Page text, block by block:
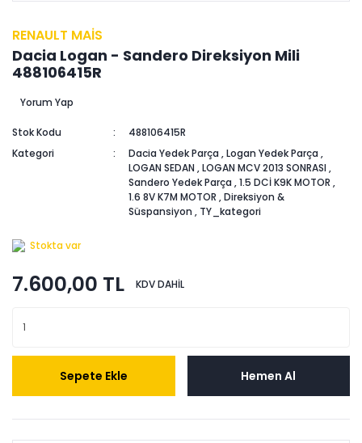
RENAULT MAİS
Dacia Logan - Sandero Direksiyon Mili
488106415R
Yorum Yap
Stok Kodu
488106415R
Kategori
Dacia Yedek Parça ,Logan Yedek Parça ,
LOGAN SEDAN ,LOGAN MCV 2013 SONRASI,
Sandero Yedek Parça ,1.5 DCİ K9K MOTOR ,
1.6 8V K7M MOTOR ,Direksiyon &
Süspansiyon , TY_kategori
Stokta var
7.600,00 TL KDV DAHİL
Sepete Ekle Hemen Al